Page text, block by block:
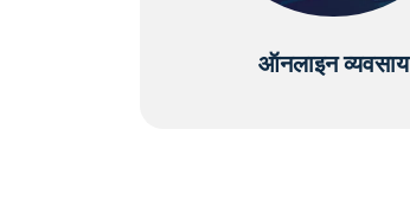
ऑनलाइन व्यवसाय